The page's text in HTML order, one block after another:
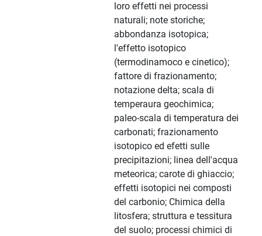
loro effetti nei processi
naturali; note storiche;
abbondanza isotopica;
l'effetto isotopico
(termodinamoco e cinetico);
fattore di frazionamento;
notazione delta; scala di
temperaura geochimica;
paleo-scala di temperatura dei
carbonati; frazionamento
isotopico ed efetti sulle
precipitazioni; linea dell'acqua
meteorica; carote di ghiaccio;
effetti isotopici nei composti
del carbonio; Chimica della
litosfera; struttura e tessitura
del suolo; processi chimici di